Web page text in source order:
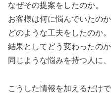
なぜその提案をしたのか。
お客様は何に悩んでいたのか
どのような工夫をしたのか。
結果としてどう変わったのか
同じような悩みを持つ人に
こうした情報を加えるだけ